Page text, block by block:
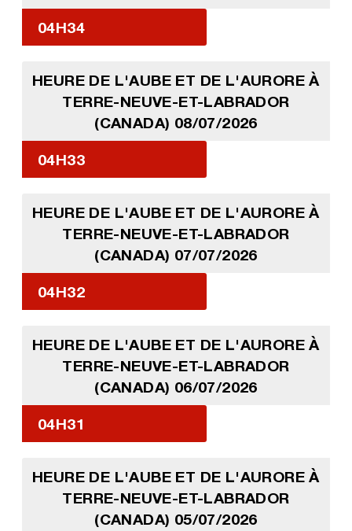
04H34
HEURE DE L'AUBE ET DE L'AURORE À
TERRE-NEUVE-ET-LABRADOR
(CANADA) 08/07/2026
04H33
HEURE DE L'AUBE ET DE L'AURORE À
TERRE-NEUVE-ET-LABRADOR
(CANADA) 07/07/2026
04H32
HEURE DE L'AUBE ET DE L'AURORE À
TERRE-NEUVE-ET-LABRADOR
(CANADA) 06/07/2026
04H31
HEURE DE L'AUBE ET DE L'AURORE À
TERRE-NEUVE-ET-LABRADOR
(CANADA) 05/07/2026